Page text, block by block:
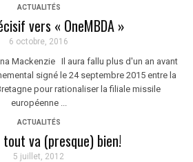
ACTUALITÉS
vers « OneMBDA »
6 octobre, 2016
Mackenzie Il aura fallu plus d'un an avant
signé le 24 septembre 2015 entre la
pour rationaliser la filiale missile
européenne ...
ACTUALITÉS
va (presque) bien!
5 juillet, 2012